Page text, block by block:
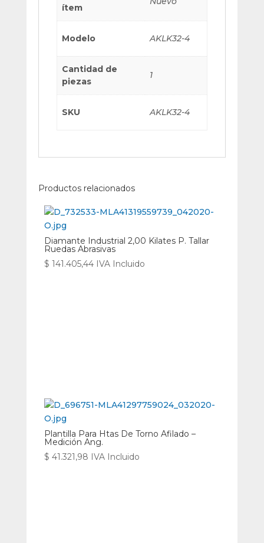
ítem
Modelo AKLK32-4
Cantidad de
piezas
1
SKU AKLK32-4
Productos relacionados
Diamante Industrial 2,00 Kilates P. Tallar
Ruedas Abrasivas
$ 141.405,44 IVA Incluido
Plantilla Para Htas De Torno Afilado –
Medición Ang.
$ 41.321,98 IVA Incluido